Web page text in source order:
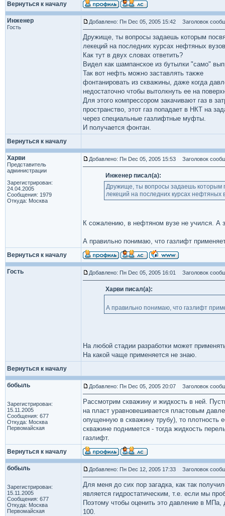
Вернуться к началу
Инженер
Гость
Добавлено: Пн Dec 05, 2005 15:42 Заголовок
Дружище, ты вопросы задаешь которым
лекеций на последних курсах нефтяных
Как тут в двух словах ответить?
Видел как шампанское из бутылки "само"
Так вот нефть можно заставлять также
фонтанировать из скважины, даже когда
недостаточно чтобы вытолкнуть ее на
Для этого компрессором закачивают газ в
пространство, этот газ попадает в НКТ на
через специальные газлифтные муфты.
И получается фонтан.
Вернуться к началу
Харви
Представитель
администрации
Зарегистрирован:
24.04.2005
Сообщения: 1979
Откуда: Москва
Добавлено: Пн Dec 05, 2005 15:53 Заголовок
Инженер писал(а):
Дружище, ты вопросы задаешь которым
лекеций на последних курсах нефтяных
К сожалению, в нефтяном вузе не учился. А
А правильно понимаю, что газлифт
Вернуться к началу
Гость Добавлено: Пн Dec 05, 2005 16:01 Заголовок
Харви писал(а):
А правильно понимаю, что газлифт
На любой стадии разработки может
На какой чаще применяется не знаю.
Вернуться к началу
бобыль
Зарегистрирован:
15.11.2005
Сообщения: 677
Откуда: Москва
Первомайская
Добавлено: Пн Dec 05, 2005 20:07 Заголовок
Рассмотрим скважину и жидкость в ней.
на пласт уравновешивается пластовым
опущенную в скважину трубу), то плотность
скважине поднимется - тогда жидкость
газлифт.
Вернуться к началу
бобыль
Зарегистрирован:
15.11.2005
Сообщения: 677
Откуда: Москва
Первомайская
Добавлено: Пн Dec 12, 2005 17:33 Заголовок
Для меня до сих пор загадка, как так
является гидростатическим, т.е. если мы
Поэтому чтобы оценить это давление в МПа,
100.